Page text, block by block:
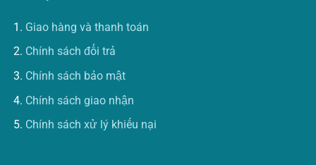
Giao hàng và thanh toán
Chính sách đổi trả
Chính sách bảo mật
Chính sách giao nhận
Chính sách xử lý khiếu nại